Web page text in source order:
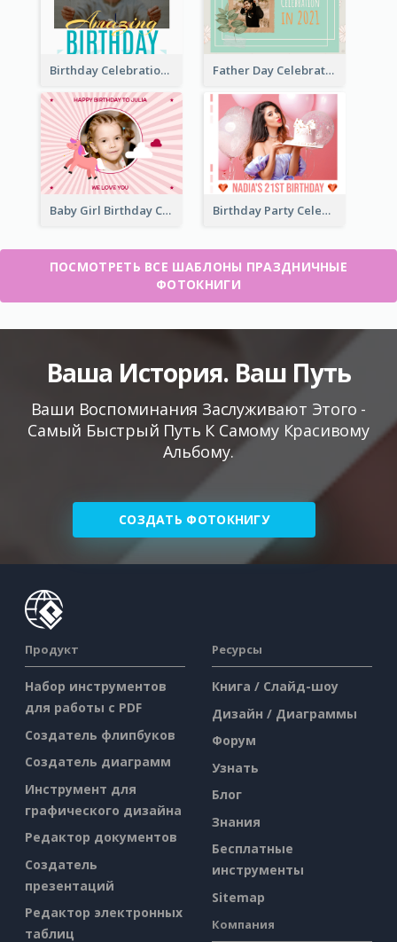
Birthday Celebration Photo Book Father Day Celebration Photo Book With Quotes
Baby Girl Birthday Celebration Photo Book Birthday Party Celebration Photo Book
ПОСМОТРЕТЬ ВСЕ ШАБЛОНЫ ПРАЗДНИЧНЫЕ
ФОТОКНИГИ
Ваша История. Ваш Путь
Ваши Воспоминания Заслуживают Этого -
Самый Быстрый Путь К Самому Красивому
Альбому.
СОЗДАТЬ ФОТОКНИГУ
Продукт
Набор инструментов
для работы с PDF
Создатель флипбуков
Создатель диаграмм
Инструмент для
графического дизайна
Редактор документов
Создатель
презентаций
Редактор электронных
таблиц
Ресурсы
Книга / Слайд-шоу
Дизайн / Диаграммы
Форум
Узнать
Блог
Знания
Бесплатные
инструменты
Sitemap
Компания